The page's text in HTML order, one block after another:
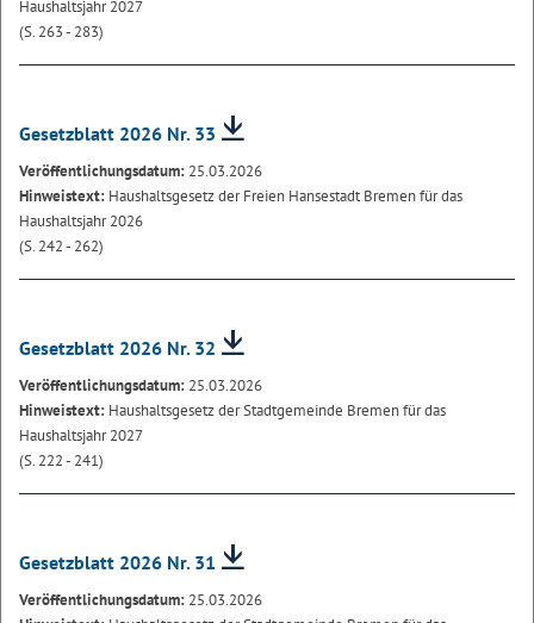
Haushaltsjahr 2027
(S. 263 - 283)
Gesetzblatt 2026 Nr. 33
Veröffentlichungsdatum: 25.03.2026
Hinweistext: Haushaltsgesetz der Freien Hansestadt Bremen für das
Haushaltsjahr 2026
(S. 242 - 262)
Gesetzblatt 2026 Nr. 32
Veröffentlichungsdatum: 25.03.2026
Hinweistext: Haushaltsgesetz der Stadtgemeinde Bremen für das
Haushaltsjahr 2027
(S. 222 - 241)
Gesetzblatt 2026 Nr. 31
Veröffentlichungsdatum: 25.03.2026